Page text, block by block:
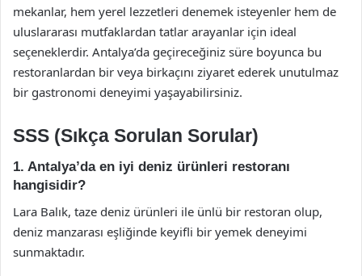
mekanlar, hem yerel lezzetleri denemek isteyenler hem de
uluslararası mutfaklardan tatlar arayanlar için ideal
seçeneklerdir. Antalya’da geçireceğiniz süre boyunca bu
restoranlardan bir veya birkaçını ziyaret ederek unutulmaz
bir gastronomi deneyimi yaşayabilirsiniz.
SSS (Sıkça Sorulan Sorular)
1. Antalya’da en iyi deniz ürünleri restoranı
hangisidir?
Lara Balık, taze deniz ürünleri ile ünlü bir restoran olup,
deniz manzarası eşliğinde keyifli bir yemek deneyimi
sunmaktadır.